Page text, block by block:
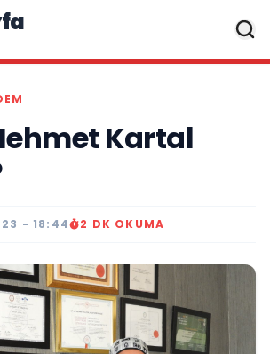
Kartal
- 18:44 2 DK OKUMA